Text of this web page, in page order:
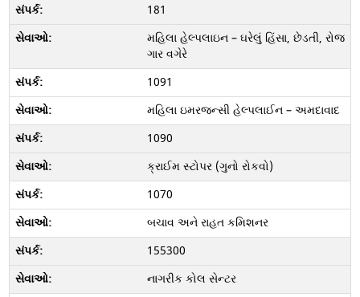
181
મહિલા હેલ્પલાઇન – ઘરેલું હિંસા, છેડતી, રોજ
ગાર વગેરે
1091
મહિલા ઇમરજન્સી હેલ્પલાઈન – અમદાવાદ
1090
ક્રાઈમ સ્ટોપર (ગુનો રોકવો)
1070
બચાવ અને રાહત કમિશનર
155300
નાગરીક કોલ સેન્ટર